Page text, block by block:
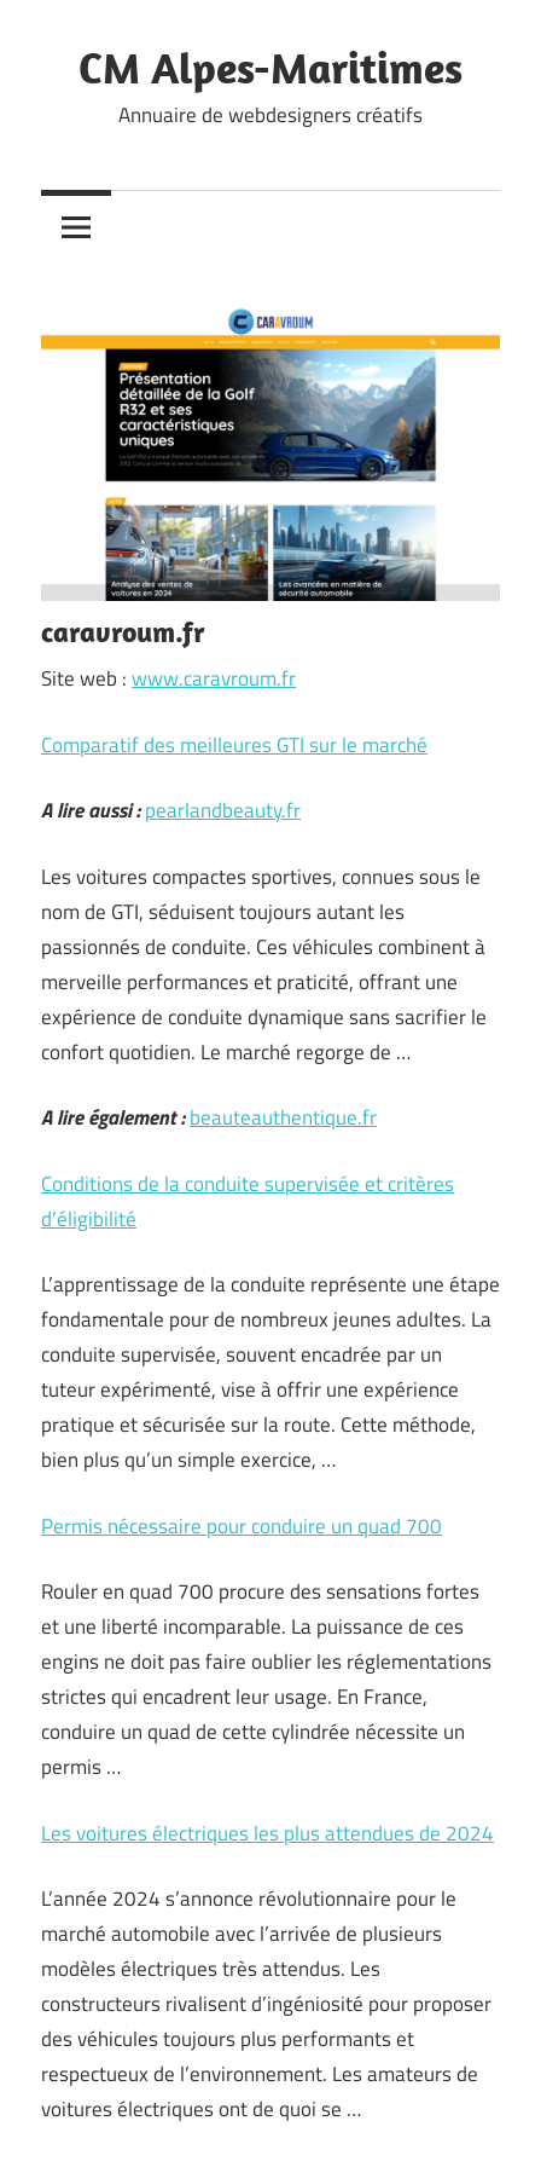
contentCM Alpes-Maritimes
Annuaire de webdesigners créatifs
caravroum.fr
Site web :www.caravroum.fr
Comparatif des meilleures GTI sur le marché
A lire aussi :pearlandbeauty.fr
Les voitures compactes sportives, connues sous le
nom de GTI, séduisent toujours autant les
passionnés de conduite. Ces véhicules combinent à
merveille performances et praticité, offrant une
expérience de conduite dynamique sans sacrifier le
confort quotidien. Le marché regorge de …
A lire également :beauteauthentique.fr
Conditions de la conduite supervisée et critères
d’éligibilité
L’apprentissage de la conduite représente une étape
fondamentale pour de nombreux jeunes adultes. La
conduite supervisée, souvent encadrée par un
tuteur expérimenté, vise à offrir une expérience
pratique et sécurisée sur la route. Cette méthode,
bien plus qu’un simple exercice, …
Permis nécessaire pour conduire un quad 700
Rouler en quad 700 procure des sensations fortes
et une liberté incomparable. La puissance de ces
engins ne doit pas faire oublier les réglementations
strictes qui encadrent leur usage. En France,
conduire un quad de cette cylindrée nécessite un
permis …
Les voitures électriques les plus attendues de 2024
L’année 2024 s’annonce révolutionnaire pour le
marché automobile avec l’arrivée de plusieurs
modèles électriques très attendus. Les
constructeurs rivalisent d’ingéniosité pour proposer
des véhicules toujours plus performants et
respectueux de l’environnement. Les amateurs de
voitures électriques ont de quoi se …